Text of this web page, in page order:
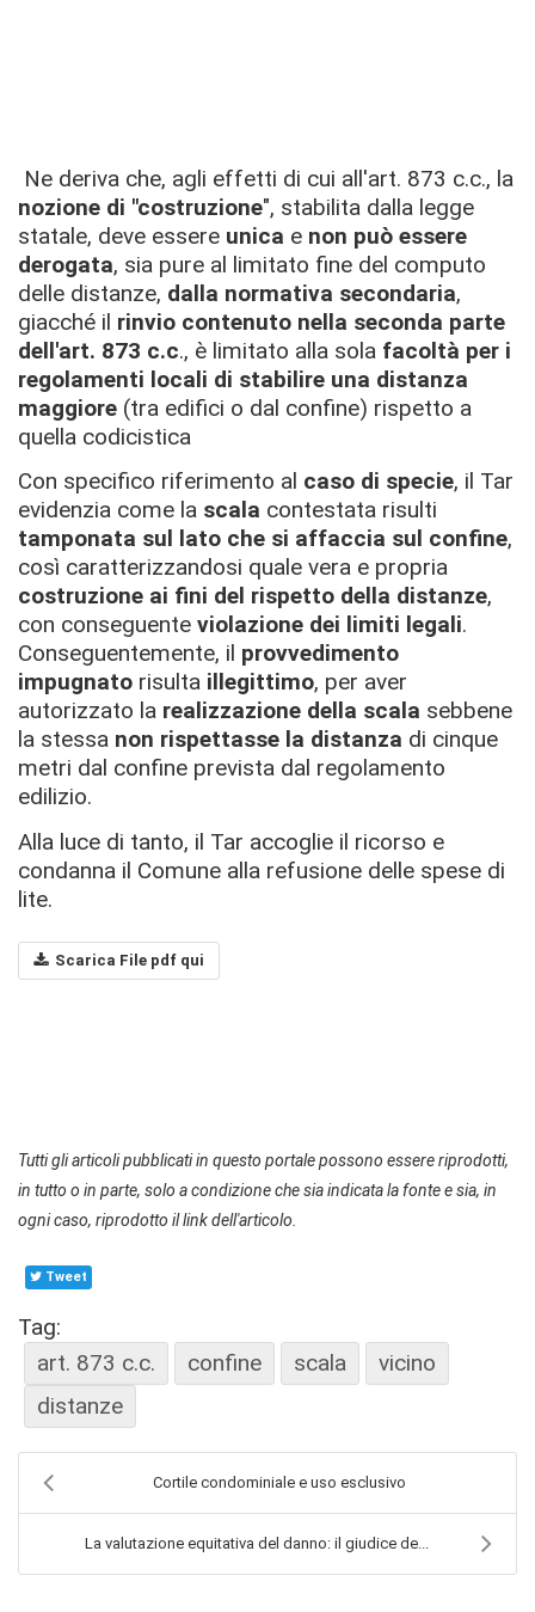
Ne deriva che, agli effetti di cui all'art. 873 c.c., la
nozione di "costruzione", stabilita dalla legge
statale, deve essere unica e non può essere
derogata, sia pure al limitato fine del computo
delle distanze, dalla normativa secondaria,
giacché il rinvio contenuto nella seconda parte
dell'art. 873 c.c., è limitato alla sola facoltà per i
regolamenti locali di stabilire una distanza
maggiore (tra edifici o dal confine) rispetto a
quella codicistica
Con specifico riferimento al caso di specie, il Tar
evidenzia come la scala contestata risulti
tamponata sul lato che si affaccia sul confine,
così caratterizzandosi quale vera e propria
costruzione ai fini del rispetto della distanze,
con conseguente violazione dei limiti legali.
Conseguentemente, il provvedimento
impugnato risulta illegittimo, per aver
autorizzato la realizzazione della scala sebbene
la stessa non rispettasse la distanza di cinque
metri dal confine prevista dal regolamento
edilizio.
Alla luce di tanto, il Tar accoglie il ricorso e
condanna il Comune alla refusione delle spese di
lite.
Scarica File pdf qui
Tutti gli articoli pubblicati in questo portale possono essere riprodotti,
in tutto o in parte, solo a condizione che sia indicata la fonte e sia, in
ogni caso, riprodotto il link dell'articolo.
Tweet
Tag:
art. 873 c.c.
confine scala
vicino
distanze
Cortile condominiale e uso esclusivo
La valutazione equitativa del danno: il giudice de...